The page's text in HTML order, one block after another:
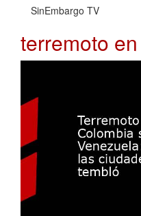
SinEmbargo TV
terremoto